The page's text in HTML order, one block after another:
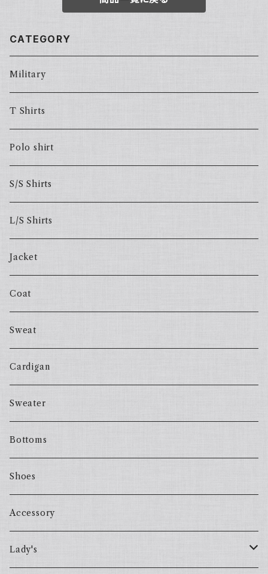
CATEGORY
Military
T Shirts
Polo shirt
S/S Shirts
L/S Shirts
Jacket
Coat
Sweat
Cardigan
Sweater
Bottoms
Shoes
Accessory
Lady's